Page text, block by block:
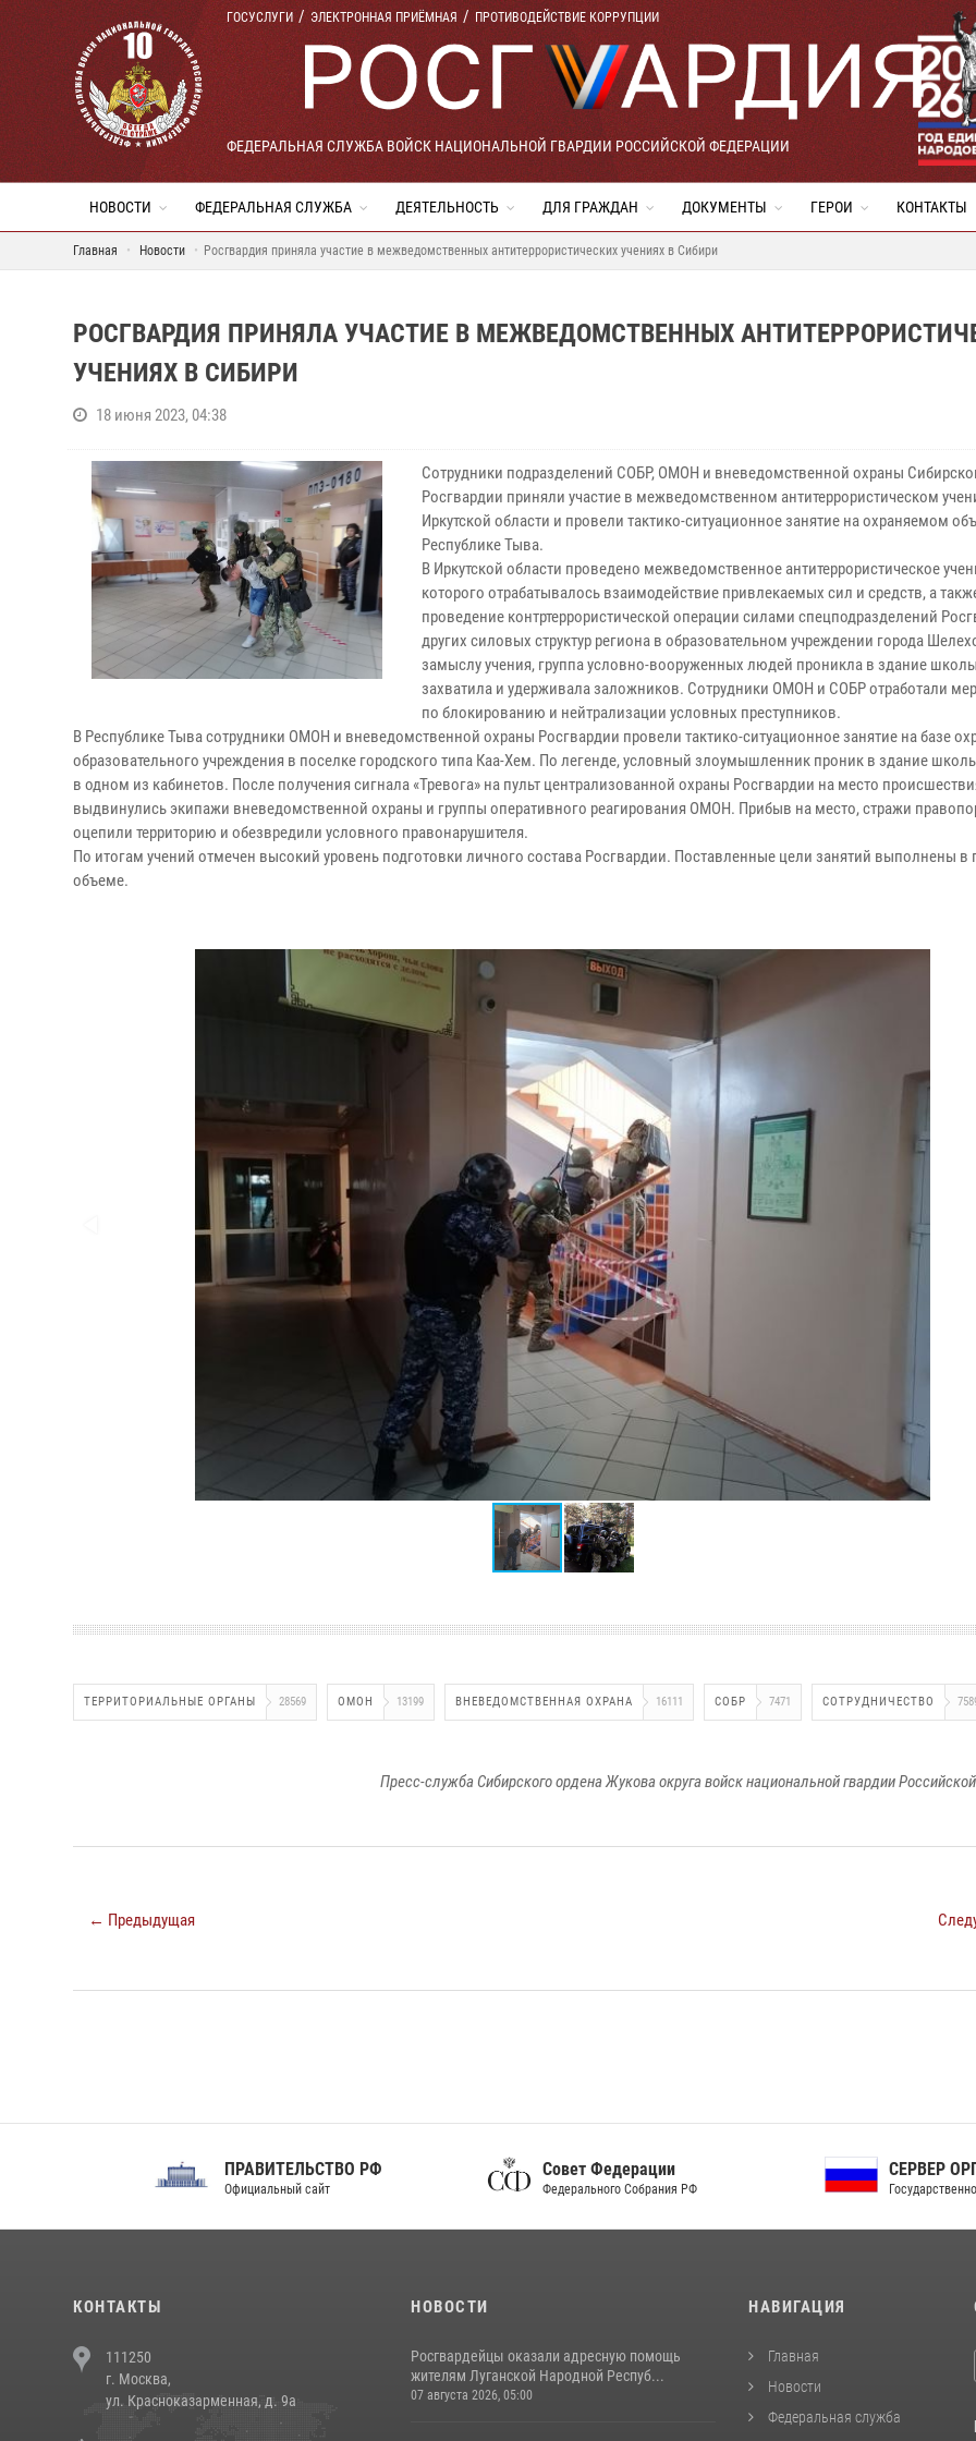
ГОСУСЛУГИ ЭЛЕКТРОННАЯ ПРИЁМНАЯ ПРОТИВОДЕЙСТВИЕ КОРРУПЦИИ
ФЕДЕРАЛЬНАЯ СЛУЖБА ВОЙСК НАЦИОНАЛЬНОЙ ГВАРДИИ РОССИЙСКОЙ ФЕДЕРАЦИИ
НОВОСТИ ФЕДЕРАЛЬНАЯ СЛУЖБА ДЕЯТЕЛЬНОСТЬ ДЛЯ ГРАЖДАН ДОКУМЕНТЫ ГЕРОИ КОНТАКТЫ
Главная Новости Росгвардия приняла участие в межведомственных антитеррористических учениях в Сибири
РОСГВАРДИЯ ПРИНЯЛА УЧАСТИЕ В МЕЖВЕДОМСТВЕННЫХ
УЧЕНИЯХ В СИБИРИ
18 июня 2023, 04:38
Сотрудники подразделений СОБР, ОМОН и вневедомственной охраны
Росгвардии приняли участие в межведомственном антитеррористическом
Иркутской области и провели тактико-ситуационное занятие на охраняемом
Республике Тыва.
В Иркутской области проведено межведомственное антитеррористическое
которого отрабатывалось взаимодействие привлекаемых сил и средств, а
проведение контртеррористической операции силами спецподразделений
других силовых структур региона в образовательном учреждении города
замыслу учения, группа условно-вооруженных людей проникла в здание
захватила и удерживала заложников. Сотрудники ОМОН и СОБР отработали
по блокированию и нейтрализации условных преступников.
В Республике Тыва сотрудники ОМОН и вневедомственной охраны Росгвардии провели тактико-ситуационное занятие на базе
образовательного учреждения в поселке городского типа Каа-Хем. По легенде, условный злоумышленник проник в здание
в одном из кабинетов. После получения сигнала «Тревога» на пульт централизованной охраны Росгвардии на место
выдвинулись экипажи вневедомственной охраны и группы оперативного реагирования ОМОН. Прибыв на место, стражи
оцепили территорию и обезвредили условного правонарушителя.
По итогам учений отмечен высокий уровень подготовки личного состава Росгвардии. Поставленные цели занятий выполнены в
объеме.
ТЕРРИТОРИАЛЬНЫЕ ОРГАНЫ 28569 ОМОН 13199 ВНЕВЕДОМСТВЕННАЯ ОХРАНА 16111 СОБР 7471 СОТРУДНИЧЕСТВО
Пресс-служба Сибирского ордена Жукова округа войск национальной гвардии
← Предыдущая
ПРАВИТЕЛЬСТВО РФ
Официальный сайт
Совет Федерации
Федерального Собрания РФ
СЕРВЕР ОРГАНОВ
Государственной власти РФ
КОНТАКТЫ
111250
г. Москва,
ул. Красноказарменная, д. 9а
НОВОСТИ
Росгвардейцы оказали адресную помощь
жителям Луганской Народной Респуб...
07 августа 2026, 05:00
НАВИГАЦИЯ
Главная
Новости
Федеральная служба